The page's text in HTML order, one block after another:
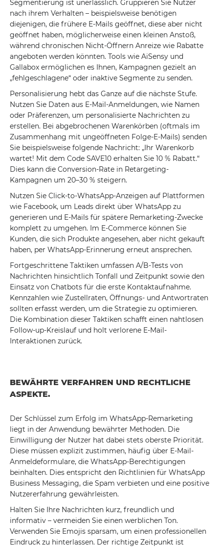
Segmentierung ist unerlässlich. Gruppieren Sie Nutzer
nach ihrem Verhalten – beispielsweise benötigen
diejenigen, die frühere E-Mails geöffnet, diese aber nicht
geöffnet haben, möglicherweise einen kleinen Anstoß,
während chronischen Nicht-Öffnern Anreize wie Rabatte
angeboten werden könnten. Tools wie AiSensy und
Gallabox ermöglichen es Ihnen, Kampagnen gezielt an
„fehlgeschlagene“ oder inaktive Segmente zu senden.
Personalisierung hebt das Ganze auf die nächste Stufe.
Nutzen Sie Daten aus E-Mail-Anmeldungen, wie Namen
oder Präferenzen, um personalisierte Nachrichten zu
erstellen. Bei abgebrochenen Warenkörben (oftmals im
Zusammenhang mit ungeöffneten Folge-E-Mails) senden
Sie beispielsweise folgende Nachricht: „Ihr Warenkorb
wartet! Mit dem Code SAVE10 erhalten Sie 10 % Rabatt.“
Dies kann die Conversion-Rate in Retargeting-
Kampagnen um 20–30 % steigern.
Nutzen Sie Click-to-WhatsApp-Anzeigen auf Plattformen
wie Facebook, um Leads direkt über WhatsApp zu
generieren und E-Mails für spätere Remarketing-Zwecke
komplett zu umgehen. Im E-Commerce können Sie
Kunden, die sich Produkte angesehen, aber nicht gekauft
haben, per WhatsApp-Erinnerung erneut ansprechen.
Fortgeschrittene Taktiken umfassen A/B-Tests von
Nachrichten hinsichtlich Tonfall und Zeitpunkt sowie den
Einsatz von Chatbots für die erste Kontaktaufnahme.
Kennzahlen wie Zustellraten, Öffnungs- und Antwortraten
sollten erfasst werden, um die Strategie zu optimieren.
Die Kombination dieser Taktiken schafft einen nahtlosen
Follow-up-Kreislauf und holt verlorene E-Mail-
Interaktionen zurück.
BEWÄHRTE VERFAHREN UND RECHTLICHE
ASPEKTE.
Der Schlüssel zum Erfolg im WhatsApp-Remarketing
liegt in der Anwendung bewährter Methoden. Die
Einwilligung der Nutzer hat dabei stets oberste Priorität.
Diese müssen explizit zustimmen, häufig über E-Mail-
Anmeldeformulare, die WhatsApp-Berechtigungen
beinhalten. Dies entspricht den Richtlinien für WhatsApp
Business Messaging, die Spam verbieten und eine positive
Nutzererfahrung gewährleisten.
Halten Sie Ihre Nachrichten kurz, freundlich und
informativ – vermeiden Sie einen werblichen Ton.
Verwenden Sie Emojis sparsam, um einen professionellen
Eindruck zu hinterlassen. Der richtige Zeitpunkt ist